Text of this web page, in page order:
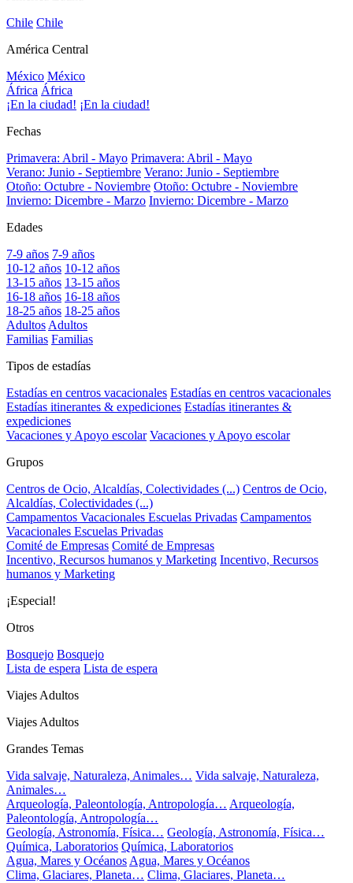
Chile Chile
América Central
México México
África África
¡En la ciudad! ¡En la ciudad!
Fechas
Primavera: Abril - Mayo Primavera: Abril - Mayo
Verano: Junio - Septiembre Verano: Junio - Septiembre
Otoño: Octubre - Noviembre Otoño: Octubre - Noviembre
Invierno: Dicembre - Marzo Invierno: Dicembre - Marzo
Edades
7-9 años 7-9 años
10-12 años 10-12 años
13-15 años 13-15 años
16-18 años 16-18 años
18-25 años 18-25 años
AdultosAdultos
Familias Familias
Tipos de estadías
Estadías en centros vacacionales Estadías en centros vacacionales
Estadías itinerantes & expediciones Estadías itinerantes &
expediciones
Vacaciones y Apoyo escolar Vacaciones y Apoyo escolar
Grupos
Centros de Ocio, Alcaldías, Colectividades (...) Centros de Ocio,
Alcaldías, Colectividades (...)
Campamentos Vacacionales Escuelas Privadas Campamentos
Vacacionales Escuelas Privadas
Comité de Empresas Comité de Empresas
Incentivo, Recursos humanos y Marketing Incentivo, Recursos
humanos y Marketing
¡Especial!
Otros
Bosquejo Bosquejo
Lista de espera Lista de espera
Viajes Adultos
Viajes Adultos
Grandes Temas
Vida salvaje, Naturaleza, Animales… Vida salvaje, Naturaleza,
Animales…
Arqueología, Paleontología, Antropología… Arqueología,
Paleontología, Antropología…
Geología, Astronomía, Física… Geología, Astronomía, Física…
Química, Laboratorios Química, Laboratorios
Agua, Mares y OcéanosAgua, Mares y Océanos
Clima, Glaciares, Planeta… Clima, Glaciares, Planeta…